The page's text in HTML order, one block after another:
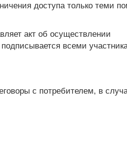
доступа только теми
акт об осуществлении
всеми
с потребителем, в